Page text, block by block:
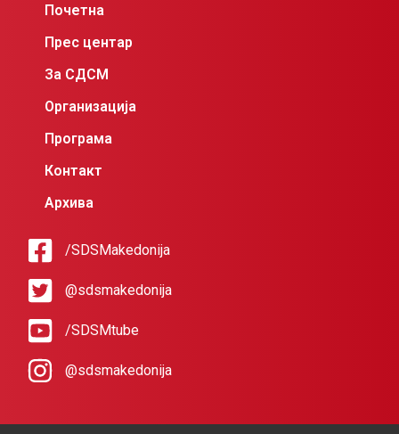
Почетна
Прес центар
За СДСМ
Организација
Програма
Контакт
Архива
/SDSMakedonija
@sdsmakedonija
/SDSMtube
@sdsmakedonija